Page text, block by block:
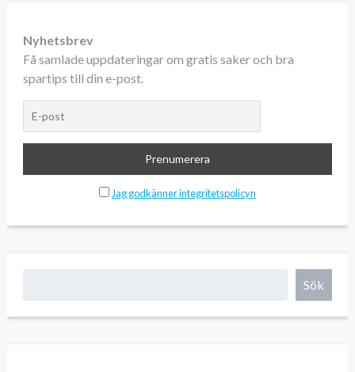
Nyhetsbrev
Få samlade uppdateringar om gratis saker och bra
spartips till din e-post.
Jag godkänner integritetspolicyn
Sök